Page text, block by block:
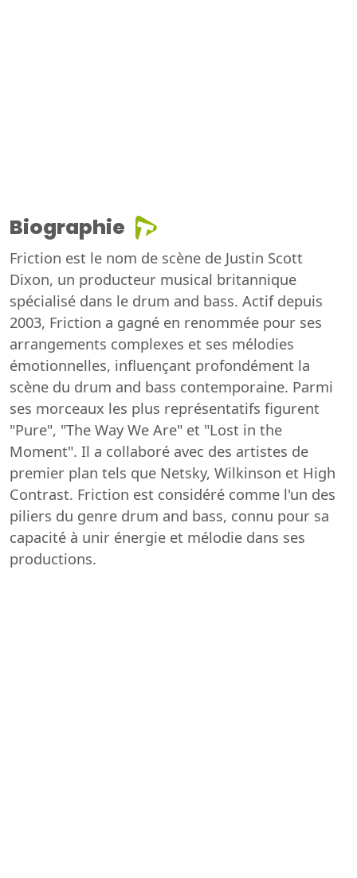
Biographie
Friction est le nom de scène de Justin Scott
Dixon, un producteur musical britannique
spécialisé dans le drum and bass. Actif depuis
2003, Friction a gagné en renommée pour ses
arrangements complexes et ses mélodies
émotionnelles, influençant profondément la
scène du drum and bass contemporaine. Parmi
ses morceaux les plus représentatifs figurent
"Pure", "The Way We Are" et "Lost in the
Moment". Il a collaboré avec des artistes de
premier plan tels que Netsky, Wilkinson et High
Contrast. Friction est considéré comme l'un des
piliers du genre drum and bass, connu pour sa
capacité à unir énergie et mélodie dans ses
productions.